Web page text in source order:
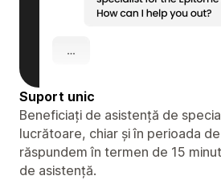
Suport unic
Beneficiați de asistență de
lucrătoare, chiar și în perioada
răspundem în termen de 15
de asistență.